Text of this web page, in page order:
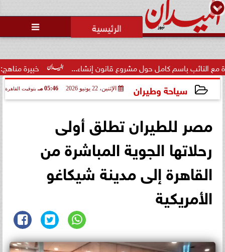

خبيرة مناهج: حداثة تخرج كامل حول مشروع قانون إنشاء...
سياحة وطيران الإثنين، 22 يونيو 2026 05:46 مـ بتوقيت القاهرة
مصر للطيران تطلق أولى
رحلاتها الجوية المباشرة من
القاهرة إلى مدينة شيكاغو
الأمريكية